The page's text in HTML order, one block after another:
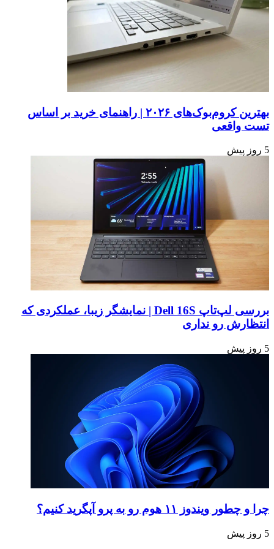
بهترین کروم‌بوک‌های ۲۰۲۶ | راهنمای خرید بر اساس
تست واقعی
5 روز پیش
بررسی لپ‌تاپ Dell 16S | نمایشگر زیبا، عملکردی که
انتظارش رو نداری
5 روز پیش
چرا و چطور ویندوز ۱۱ هوم رو به پرو آپگرید کنیم؟
5 روز پیش